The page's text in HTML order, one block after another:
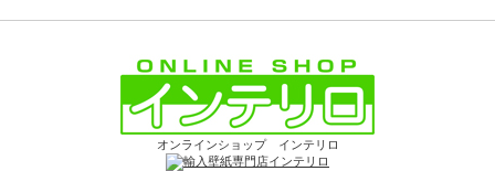
オンラインショップ インテリロ